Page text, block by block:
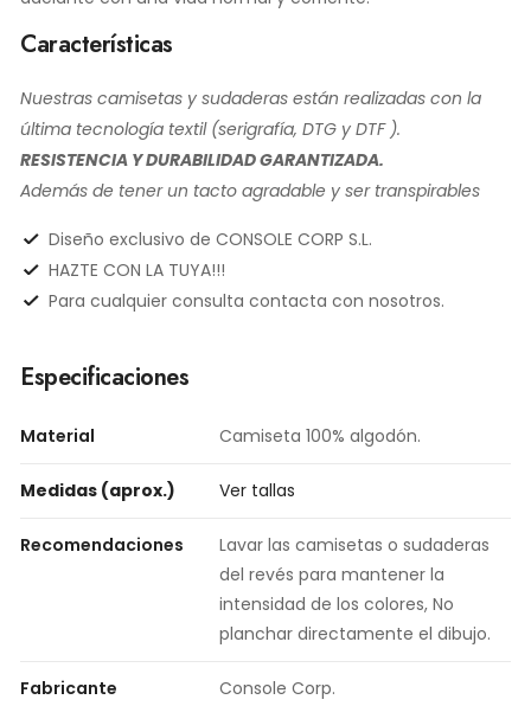
Características
Nuestras camisetas y sudaderas están realizadas con la
última tecnología textil (serigrafía, DTG y DTF ).
RESISTENCIA Y DURABILIDAD GARANTIZADA.
Además de tener un tacto agradable y ser transpirables
Diseño exclusivo de CONSOLE CORP S.L.
HAZTE CON LA TUYA!!!
Para cualquier consulta contacta con nosotros.
Especificaciones
Material Camiseta 100% algodón.
Medidas (aprox.) Ver tallas
Recomendaciones
Lavar las camisetas o sudaderas
del revés para mantener la
intensidad de los colores, No
planchar directamente el dibujo.
Fabricante Console Corp.